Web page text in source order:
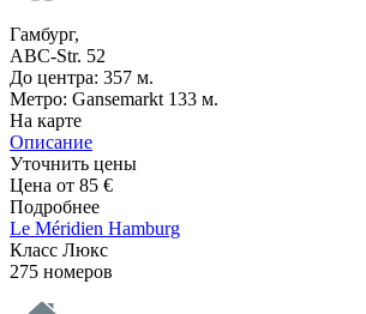
Гамбург,
ABC-Str. 52
До центра: 357 м.
Метро: Gansemarkt 133 м.
На карте
Описание
Уточнить цены
Цена от 85 €
Подробнее
Le Méridien Hamburg
Класс Люкс
275 номеров